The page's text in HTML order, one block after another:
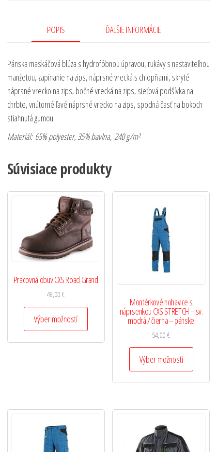
POPIS ĎALŠIE INFORMÁCIE
Pánska maskáčová blúza s hydrofóbnou úpravou, rukávy s nastaviteľnou
manžetou, zapínanie na zips, náprsné vrecká s chlopňami, skryté
náprsné vrecko na zips, bočné vrecká na zips, sieťová podšívka na
chrbte, vnútorné ľavé náprsné vrecko na zips, spodná časť na bokoch
stiahnutá gumou.
Materiál: 65% polyester, 35% bavlna, 240 g/m²
Súvisiace produkty
Pracovná obuv CXS Road Grand
48,00€
Výber možností
Montérkové nohavice s
náprsenkou CXS STRETCH – sv.
modrá / čierna – pánske
54,00€
Výber možností